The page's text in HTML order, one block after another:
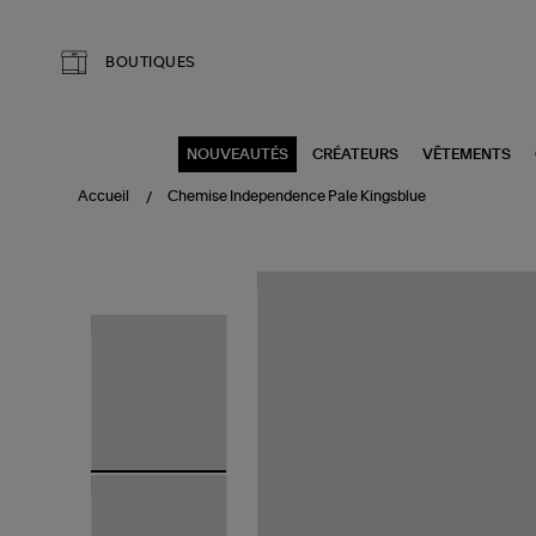
BOUTIQUES
NOUVEAUTÉS CRÉATEURS VÊTEMENTS
Accueil Chemise Independence Pale Kingsblue